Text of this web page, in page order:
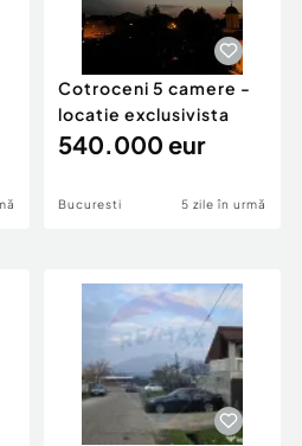
Cotroceni 5 camere -
locatie exclusivista
540.000 eur
Bucuresti 5 zile în urmă